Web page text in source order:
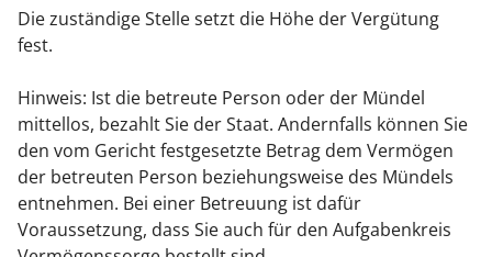
Die zuständige Stelle setzt die Höhe der Vergütung
fest.
Hinweis: Ist die betreute Person oder der Mündel
mittellos, bezahlt Sie der Staat. Andernfalls können Sie
den vom Gericht festgesetzte Betrag dem Vermögen
der betreuten Person beziehungsweise des Mündels
entnehmen. Bei einer Betreuung ist dafür
Voraussetzung, dass Sie auch für den Aufgabenkreis